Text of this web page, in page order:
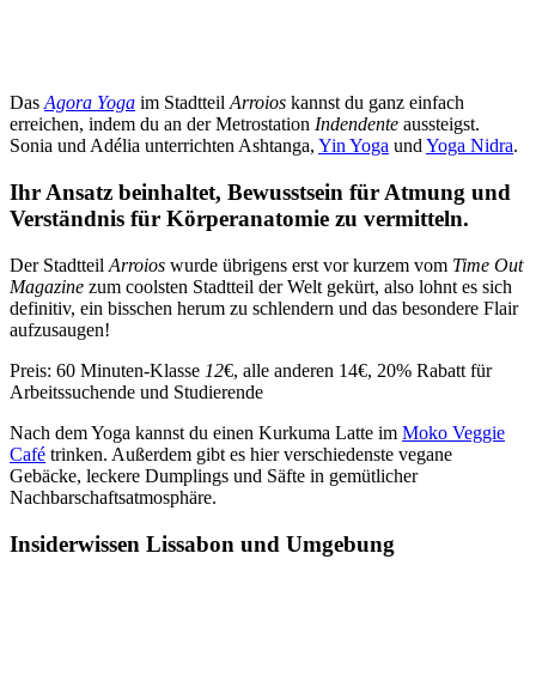
DasAgora Yoga im StadtteilArroios kannst du ganz einfach
erreichen, indem du an der Metrostation Indendente aussteigst.
Sonia und Adélia unterrichten Ashtanga, Yin Yoga undYoga Nidra.
Ihr Ansatz beinhaltet, Bewusstsein für Atmung und
Verständnis für Körperanatomie zu vermitteln.
Der Stadtteil Arroios wurde übrigens erst vor kurzem vom Time Out
Magazine zum coolsten Stadtteil der Welt gekürt, also lohnt es sich
definitiv, ein bisschen herum zu schlendern und das besondere Flair
aufzusaugen!
Preis: 60 Minuten-Klasse 12€, alle anderen 14€, 20% Rabatt für
Arbeitssuchende und Studierende
Nach dem Yoga kannst du einen Kurkuma Latte im Moko Veggie
Café trinken. Außerdem gibt es hier verschiedenste vegane
Gebäcke, leckere Dumplings und Säfte in gemütlicher
Nachbarschaftsatmosphäre.
Insiderwissen Lissabon und Umgebung